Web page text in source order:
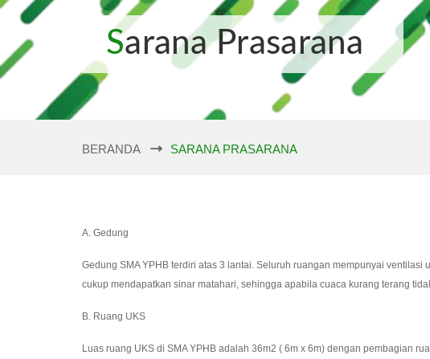
Sarana Prasarana
BERANDA SARANA PRASARANA
A. Gedung
Gedung SMA YPHB terdiri atas 3 lantai. Seluruh ruangan mempunyai
cukup mendapatkan sinar matahari, sehingga apabila cuaca kurang terang
B. Ruang UKS
Luas ruang UKS di SMA YPHB adalah 36m2 ( 6m x 6m) dengan pembagian